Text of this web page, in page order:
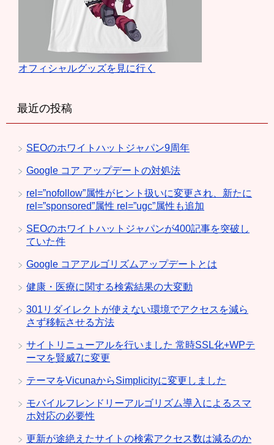
オフィシャルグッズを見に行く
最近の投稿
SEOのホワイトハットジャパン9周年
Google コア アップデートの対処法
rel=”nofollow”属性がヒント扱いに変更され、新たに
rel=”sponsored”属性 rel=”ugc”属性も追加
SEOのホワイトハットジャパンが400記事を突破し
ていた件
Google コアアルゴリズムアップデートとは
健康・医療に関する検索結果の大変動
301リダイレクトが使えない環境でアクセスを減ら
さず移転させる方法
サイトリニューアルを行いました 常時SSL化+WPテ
ーマを賢威7に変更
テーマをVicunaからSimplicityに変更しました
モバイルフレンドリーアルゴリズム導入によるスマ
ホ対応の必要性
更新が途絶えたサイトの検索アクセス数は減るのか